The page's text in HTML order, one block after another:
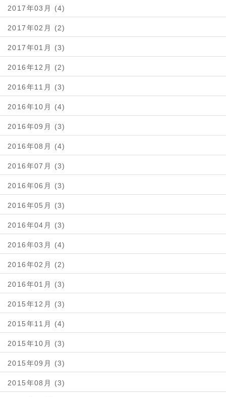
2017年03月 (4)
2017年02月 (2)
2017年01月 (3)
2016年12月 (2)
2016年11月 (3)
2016年10月 (4)
2016年09月 (3)
2016年08月 (4)
2016年07月 (3)
2016年06月 (3)
2016年05月 (3)
2016年04月 (3)
2016年03月 (4)
2016年02月 (2)
2016年01月 (3)
2015年12月 (3)
2015年11月 (4)
2015年10月 (3)
2015年09月 (3)
2015年08月 (3)